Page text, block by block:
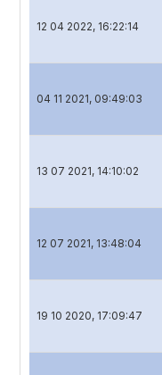
12 04 2022, 16:22:14
04 11 2021, 09:49:03
13 07 2021, 14:10:02
12 07 2021, 13:48:04
19 10 2020, 17:09:47